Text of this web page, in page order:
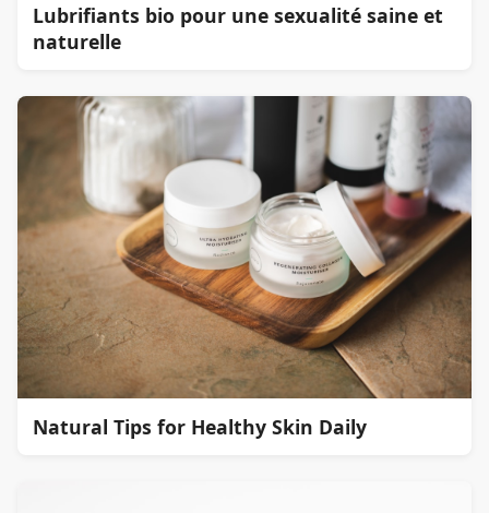
Lubrifiants bio pour une sexualité saine et
naturelle
Natural Tips for Healthy Skin Daily